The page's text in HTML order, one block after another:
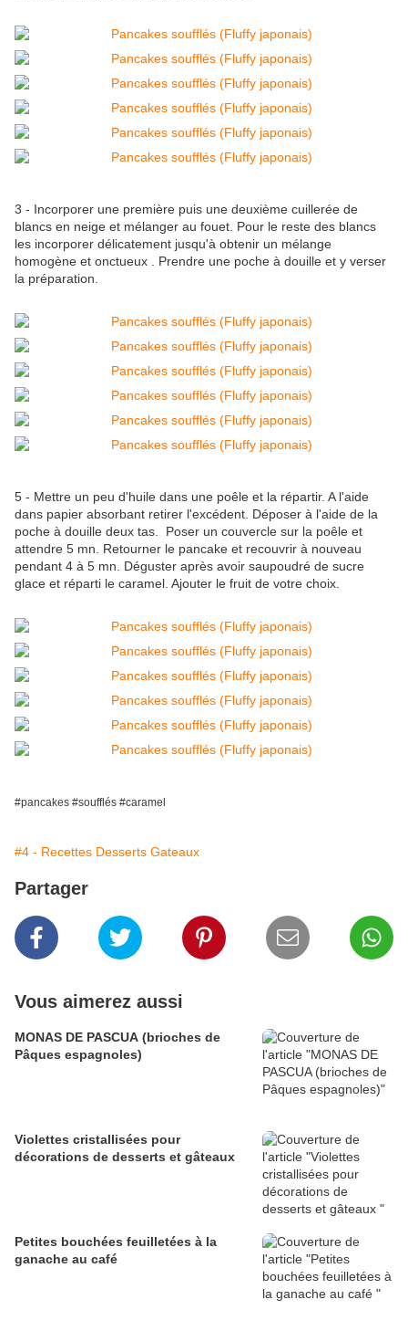
3 - Incorporer une première puis une deuxième cuillerée de
blancs en neige et mélanger au fouet. Pour le reste des blancs
les incorporer délicatement jusqu'à obtenir un mélange
homogène et onctueux . Prendre une poche à douille et y verser
la préparation.
5 - Mettre un peu d'huile dans une poêle et la répartir. A l'aide
dans papier absorbant retirer l'excédent. Déposer à l'aide de la
poche à douille deux tas. Poser un couvercle sur la poêle et
attendre 5 mn. Retourner le pancake et recouvrir à nouveau
pendant 4 à 5 mn. Déguster après avoir saupoudré de sucre
glace et réparti le caramel. Ajouter le fruit de votre choix.
#pancakes #soufflés #caramel
#4 - Recettes Desserts Gateaux
Partager
Vous aimerez aussi
MONAS DE PASCUA (brioches de
Pâques espagnoles)
Violettes cristallisées pour
décorations de desserts et gâteaux
Petites bouchées feuilletées à la
ganache au café